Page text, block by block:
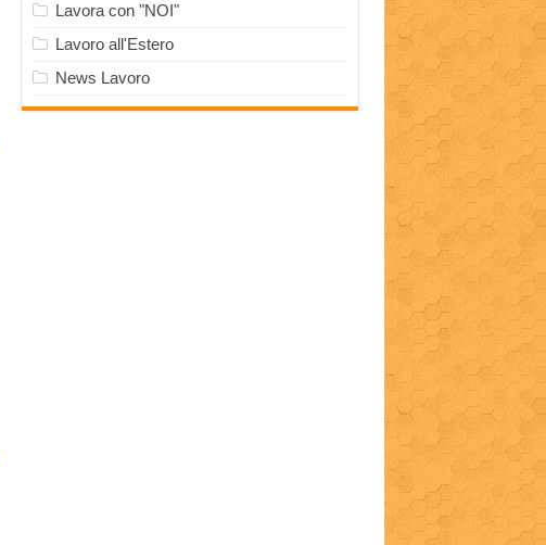
Lavora con "NOI"
Lavoro all'Estero
News Lavoro